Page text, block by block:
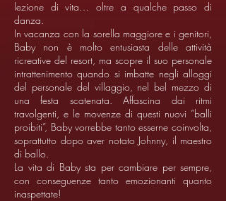
lezione di vita… oltre a qualche passo di
danza.
In vacanza con la sorella maggiore e i genitori,
Baby non è molto entusiasta delle attività
ricreative del resort, ma scopre il suo personale
intrattenimento quando si imbatte negli alloggi
del personale del villaggio, nel bel mezzo di
una festa scatenata. Affascina dai ritmi
travolgenti, e le movenze di questi nuovi “balli
proibiti”, Baby vorrebbe tanto esserne coinvolta,
soprattutto dopo aver notato Johnny, il maestro
di ballo.
La vita di Baby sta per cambiare per sempre,
con conseguenze tanto emozionanti quanto
inaspettate!